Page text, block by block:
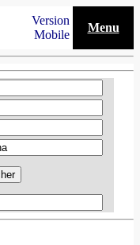
Version
Mobile
Menu